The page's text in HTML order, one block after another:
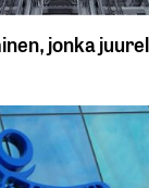
jonka